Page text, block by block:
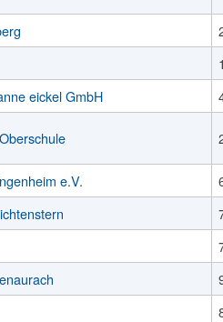
eickel GmbH
e.V.